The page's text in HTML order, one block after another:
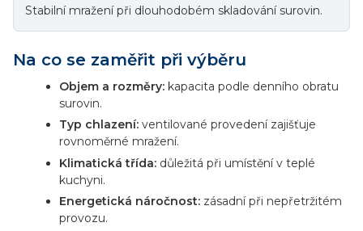
Stabilní mražení při dlouhodobém skladování surovin.
Na co se zaměřit při výběru
Objem a rozměry:kapacita podle denního obratu
surovin.
Typ chlazení:ventilované provedení zajišťuje
rovnoměrné mražení.
Klimatická třída:důležitá při umístění v teplé
kuchyni.
Energetická náročnost:zásadní při nepřetržitém
provozu.